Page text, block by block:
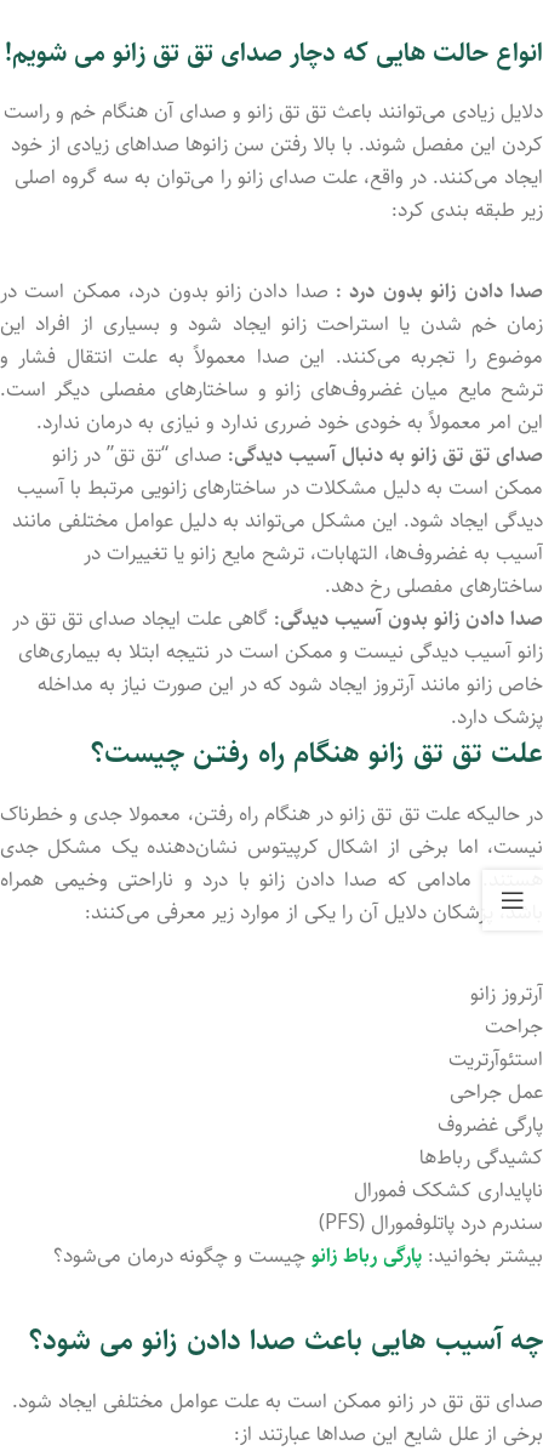
انواع حالت هایی که دچار صدای تق تق زانو می شویم!
دلایل زیادی می‌توانند باعث تق‌ تق زانو و صدای آن هنگام خم و راست
کردن این مفصل شوند. با بالا رفتن سن زانوها صداهای زیادی از خود
ایجاد می‌کنند. در واقع، علت صدای زانو را می‌توان به سه گروه اصلی
زیر طبقه بندی کرد:
صدا دادن زانو بدون درد : صدا دادن زانو بدون درد، ممکن است در
زمان خم شدن یا استراحت زانو ایجاد شود و بسیاری از افراد این
موضوع را تجربه می‌کنند. این صدا معمولاً به علت انتقال فشار و
ترشح مایع میان غضروف‌های زانو و ساختارهای مفصلی دیگر است.
این امر معمولاً به خودی خود ضرری ندارد و نیازی به درمان ندارد.
صدای تق تق زانو به دنبال آسیب دیدگی: صدای “تق تق” در زانو
ممکن است به دلیل مشکلات در ساختارهای زانویی مرتبط با آسیب
دیدگی ایجاد شود. این مشکل می‌تواند به دلیل عوامل مختلفی مانند
آسیب به غضروف‌ها، التهابات، ترشح مایع زانو یا تغییرات در
ساختارهای مفصلی رخ دهد.
صدا دادن زانو بدون آسیب دیدگی: گاهی علت ایجاد صدای تق تق در
زانو آسیب دیدگی نیست و ممکن است در نتیجه ابتلا به بیماری‌های
خاص زانو مانند آرتروز ایجاد شود که در این صورت نیاز به مداخله
پزشک دارد.
علت تق تق زانو هنگام راه رفتـن چیست؟
در حالیکه علت تق تق زانو در هنگام راه رفتـن، معمولا جدی و خطرناک
نیست، اما برخی از اشکال کرپیتوس نشان‌دهنده یک مشکل جدی
هستند. مادامی که صدا دادن زانو با درد و ناراحتی وخیمی همراه
باشد، پزشکان دلایل آن را یکی از موارد زیر معرفی می‌کنند:
آرتروز زانو
جراحت
استئوآرتریت
عمل جراحی
پارگی غضروف
کشیدگی رباط‌ها
ناپایداری کشکک فمورال
سندرم درد پاتلوفمورال (PFS)
بیشتر بخوانید: پارگی رباط زانوچیست و چگونه درمان می‌شود؟
چه آسیب هایی باعث صدا دادن زانو می شود؟
صدای تق تق در زانو ممکن است به علت عوامل مختلفی ایجاد شود.
برخی از علل شایع این صداها عبارتند از: